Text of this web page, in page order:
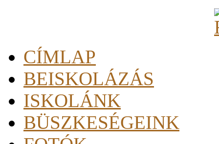
CÍMLAP
BEISKOLÁZÁS
ISKOLÁNK
BÜSZKESÉGEINK